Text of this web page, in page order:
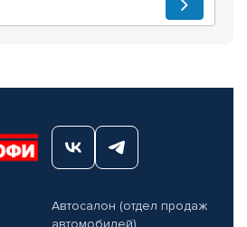
Автосалон (отдел продаж
автомобилей)